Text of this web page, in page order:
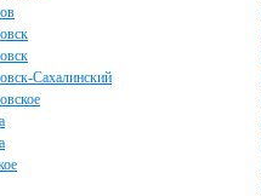
Сахалинский